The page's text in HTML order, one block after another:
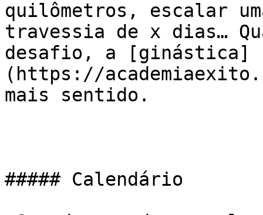
quilômetros, escalar
travessia de x dias…
desafio, a [ginástica]
(https://
mais sentido.
##### Calendário